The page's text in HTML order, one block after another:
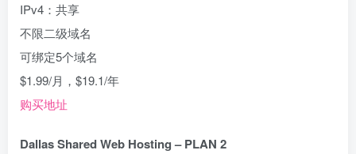
IPv4：共享
不限二级域名
可绑定5个域名
$1.99/月，$19.1/年
购买地址
Dallas Shared Web Hosting – PLAN 2